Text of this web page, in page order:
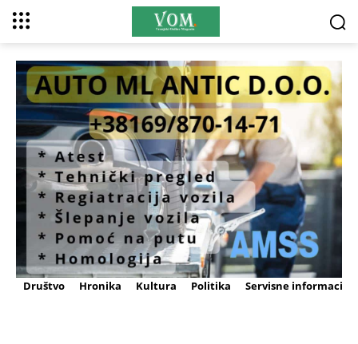
Društvo Hronika Kultura Politika Servisne informacije